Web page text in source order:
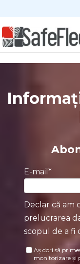
E-mail *
Declar că am
prelucrarea
scopul de a fi
Aș dori să
monitorizare și